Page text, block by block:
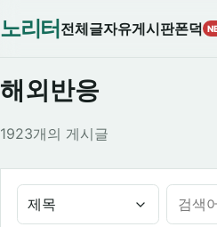
노리터 전체글자유게시판폰덕
해외반응
1923개의 게시글
제목